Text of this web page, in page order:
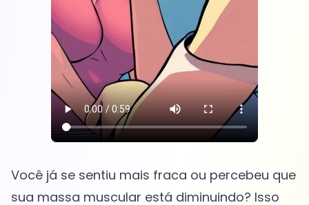
Você já se sentiu mais fraca ou percebeu que
sua massa muscular está diminuindo? Isso